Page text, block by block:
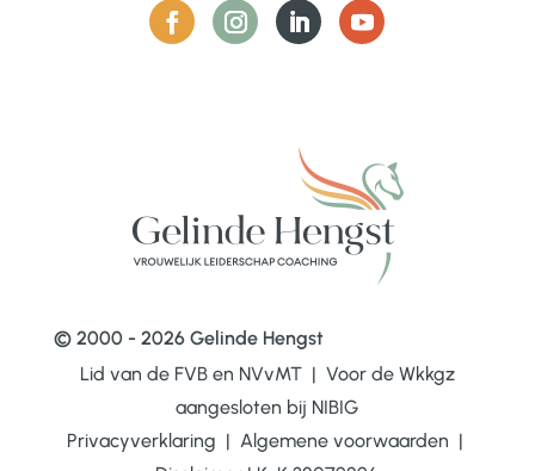
© 2000 - 2026 Gelinde Hengst
Lid van de FVB en NVvMT | Voor de Wkkgz
aangesloten bij NIBIG
Privacyverklaring | Algemene voorwaarden |